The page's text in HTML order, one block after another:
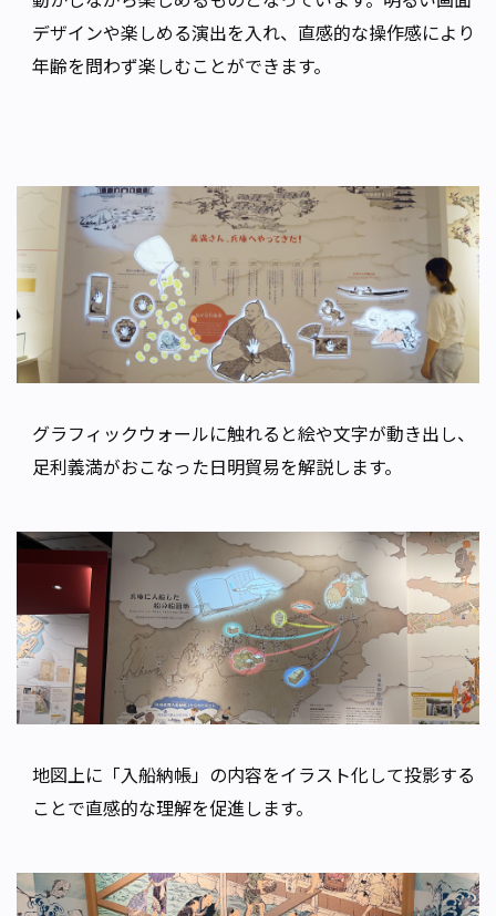
デザインや楽しめる演出を入れ、直感的な操作感により
年齢を問わず楽しむことができます。
グラフィックウォールに触れると絵や文字が動き出し、
足利義満がおこなった日明貿易を解説します。
地図上に「入船納帳」の内容をイラスト化して投影する
ことで直感的な理解を促進します。